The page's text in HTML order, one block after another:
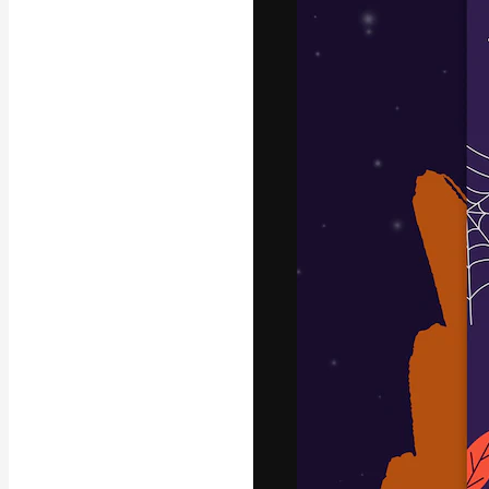
La plateforme
vos meilleurs
d’abonnés :
Copyright ©